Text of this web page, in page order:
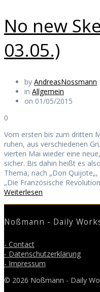
No new
03.05.)
by AndreasNossmann
in Allgemein
on 01/05/2015
0
Vom ersten bis zum dritten
ruhen, aus verschiedenen
vierten Mai wieder eine
sicher. Bis dahin heißt es
Thema, nach „Don
„Die Französische
Weiterlesen
Noßmann - Daily
- Contact
- Datenschutzerklärung
- Impressum
© 2026 Noßmann - Daily